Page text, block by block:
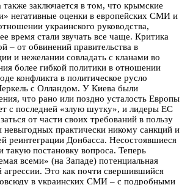
заключается в том, что крымские
негативные оценки в европейских СМИ и
украинского руководства,
время стали звучать все чаще. Критика
– от обвинений правительства в
и нежелании совладать с кланами во
более гибкой политики в отношении
конфликта в политическое русло
с Олландом. У Киева были
что рано или поздно усталость Европы
с последней «злую шутку», и лидеры ЕС
от части своих требований в пользу
практически никому санкций и
реинтеграции Донбасса. Несостоявшиеся
такую постановку вопроса. Теперь
всеми» (на Западе) потенциальная
агрессии. Это как почти свершившийся
в украинских СМИ – с подробными